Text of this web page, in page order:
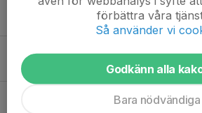
PM för Vallentunakvällen 2
14 aug 2021 0
Resultat Vallentunakvällen 24/
25 aug 2020 0
Inför Vallentunakvällen 24/8
förbättra våra
Så använder vi
Godkänn alla
Bara nödvändiga